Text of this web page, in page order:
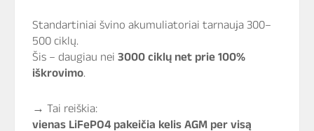
Standartiniai švino akumuliatoriai tarnauja 300–
500 ciklų.
Šis – daugiau nei 3000 ciklų net prie 100%
iškrovimo.
→ Tai reiškia:
vienas LiFePO4 pakeičia kelis AGM per visą